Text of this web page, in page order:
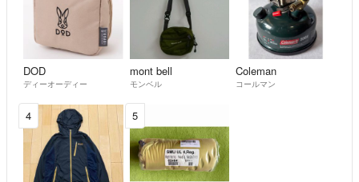
DOD
ディーオーディー
mont bell
モンベル
Coleman
コールマン
4 5